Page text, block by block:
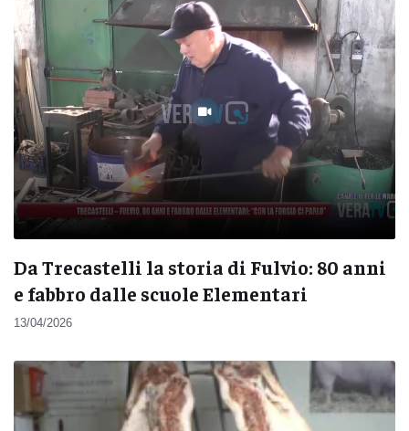
Da Trecastelli la storia di Fulvio: 80 anni
e fabbro dalle scuole Elementari
13/04/2026